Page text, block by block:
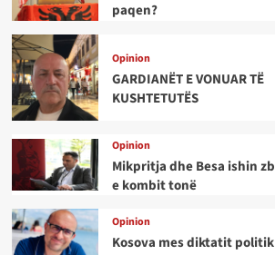
paqen?
Opinion
GARDIANËT E VONUAR TË
KUSHTETUTËS
Opinion
Mikpritja dhe Besa ishin
e kombit tonë
Opinion
Kosova mes diktatit